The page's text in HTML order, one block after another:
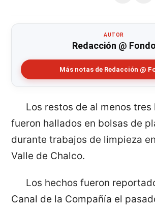
AUTOR
Redacción @ Fondo
Más notas de Redacción @
Los restos de al menos tres
fueron hallados en bolsas de
durante trabajos de limpieza
Valle de Chalco.
Los hechos fueron
Canal de la Compañía el